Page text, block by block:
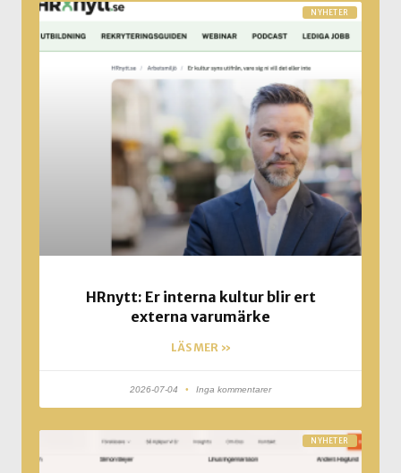
NYHETER
HRnytt: Er interna kultur blir ert
externa varumärke
LÄS MER »
2026-07-04 Inga kommentarer
NYHETER